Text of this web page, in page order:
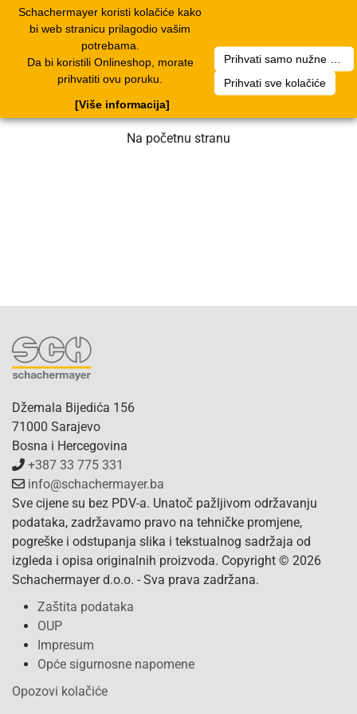
Schachermayer koristi kolačiće kako
bi web stranicu prilagodio vašim
potrebama.
Da bi koristili Onlineshop, morate
prihvatiti ovu poruku.
Prihvati sve kolačiće
[Više informacija]
Nažalost, došlo je do greške. Naš tim
radi na rješenju. Molimo za strpljenje.
Na početnu stranu
Džemala Bijedića 156
71000 Sarajevo
Bosna i Hercegovina
+387 33 775 331
info@schachermayer.ba
Sve cijene su bez PDV-a. Unatoč pažljivom održavanju
podataka, zadržavamo pravo na tehničke promjene,
pogreške i odstupanja slika i tekstualnog sadržaja od
izgleda i opisa originalnih proizvoda. Copyright © 2026
Schachermayer d.o.o. - Sva prava zadržana.
Zaštita podataka
OUP
Impresum
Opće sigurnosne napomene
Opozovi kolačiće